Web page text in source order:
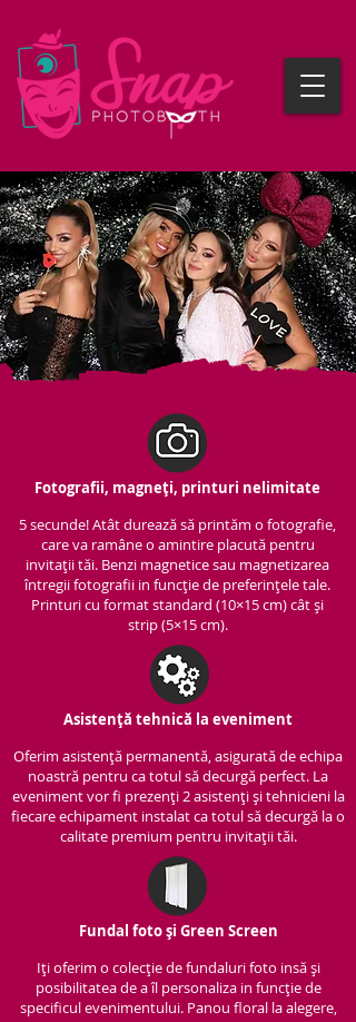
Fotografii, magneți, printuri nelimitate
5 secunde! Atât durează să printăm o fotografie,
care va ramâne o amintire placută pentru
invitații tăi. Benzi magnetice sau magnetizarea
întregii fotografii in funcție de preferințele tale.
Printuri cu format standard (10×15 cm) cât și
strip (5×15 cm).
Asistență tehnică la eveniment
Oferim asistență permanentă, asigurată de echipa
noastră pentru ca totul să decurgă perfect. La
eveniment vor fi prezenți 2 asistenți și tehnicieni la
fiecare echipament instalat ca totul să decurgă la o
calitate premium pentru invitații tăi.
Fundal foto și Green Screen
Iți oferim o colecție de fundaluri foto insă și
posibilitatea de a îl personaliza in funcție de
specificul evenimentului. Panou floral la alegere,